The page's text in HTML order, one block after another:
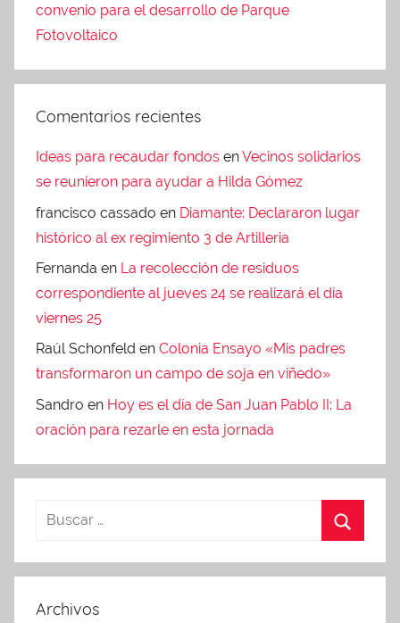
convenio para el desarrollo de Parque
Fotovoltaico
Comentarios recientes
Ideas para recaudar fondos enVecinos solidarios
se reunieron para ayudar a Hilda Gómez
francisco cassado en Diamante: Declararon lugar
histórico al ex regimiento 3 de Artilleria
Fernanda en La recolección de residuos
correspondiente al jueves 24 se realizará el día
viernes 25
Raúl Schonfeld en Colonia Ensayo «Mis padres
transformaron un campo de soja en viñedo»
Sandro en Hoy es el día de San Juan Pablo II: La
oración para rezarle en esta jornada
Archivos